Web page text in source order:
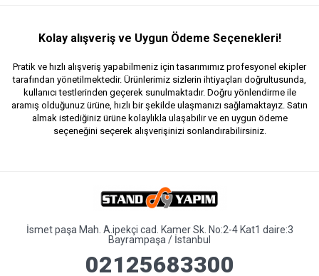
Kolay alışveriş ve Uygun Ödeme Seçenekleri!
Pratik ve hızlı alışveriş yapabilmeniz için tasarımımız profesyonel ekipler
tarafından yönetilmektedir. Ürünlerimiz sizlerin ihtiyaçları doğrultusunda,
kullanıcı testlerinden geçerek sunulmaktadır. Doğru yönlendirme ile
aramış olduğunuz ürüne, hızlı bir şekilde ulaşmanızı sağlamaktayız. Satın
almak istediğiniz ürüne kolaylıkla ulaşabilir ve en uygun ödeme
seçeneğini seçerek alışverişinizi sonlandırabilirsiniz.
İsmet paşa Mah. A.ipekçi cad. Kamer Sk. No:2-4 Kat1 daire:3
Bayrampaşa / İstanbul
02125683300